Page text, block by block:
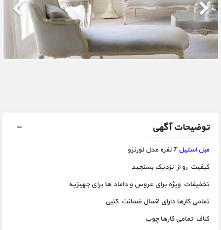
توضیحات آگهی
مبل استیل
کیفیت رو از نزدیک بسنجید
تخفیفات ویژه برای عروس و داماد ها برای جهیزیه
تمامی کارها دارای 2سال ضمانت کتبی
کلاف تمامی کارها چوب